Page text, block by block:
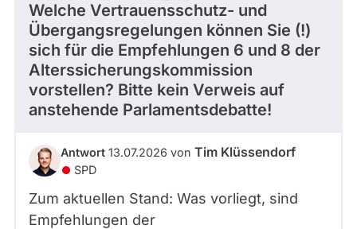
Welche Vertrauensschutz- und
Übergangsregelungen können Sie (!)
sich für die Empfehlungen 6 und 8 der
Alterssicherungskommission
vorstellen? Bitte kein Verweis auf
anstehende Parlamentsdebatte!
Antwort 13.07.2026 von Tim Klüssendorf
SPD
Zum aktuellen Stand: Was vorliegt, sind
Empfehlungen der